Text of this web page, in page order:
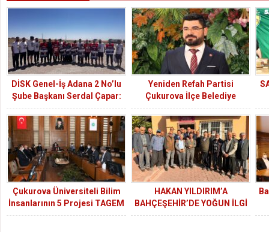
DİSK Genel-İş Adana 2 No’lu
Şube Başkanı Serdal Çapar:
“Adalet Yerini Bulana Kadar
Mücadeleye Devam”
Yeniden Refah Partisi
Çukurova İlçe Belediye
Başkan Adayı Mustafa Geldi:
Ahlaklı belediyecilik anlayışı
Çukurova’ya damgasını
vuracak
Çukurova Üniversiteli Bilim
İnsanlarının 5 Projesi TAGEM
Tarafından Desteklenecek
HAKAN YILDIRIM’A
BAHÇEŞEHİR’DE YOĞUN İLGİ